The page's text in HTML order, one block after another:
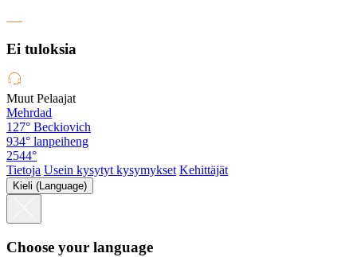
Ei tuloksia
Muut Pelaajat
Mehrdad
127° Beckiovich
934° lanpeiheng
2544°
Tietoja Usein kysytyt kysymykset Kehittäjät
Kieli (Language)
Choose your language